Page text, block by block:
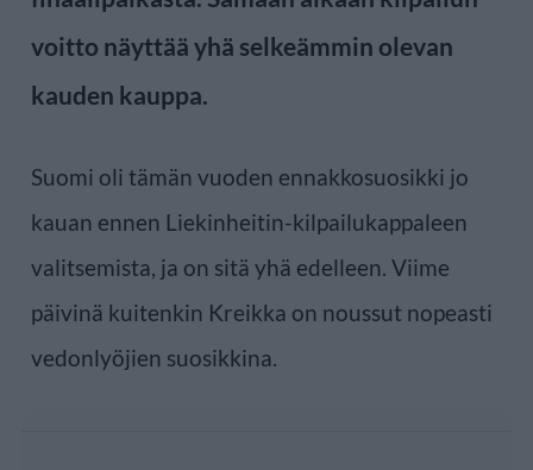
voitto näyttää yhä selkeämmin olevan
kauden kauppa.
Suomi oli tämän vuoden ennakkosuosikki jo
kauan ennen Liekinheitin-kilpailukappaleen
valitsemista, ja on sitä yhä edelleen. Viime
päivinä kuitenkin Kreikka on noussut nopeasti
vedonlyöjien suosikkina.